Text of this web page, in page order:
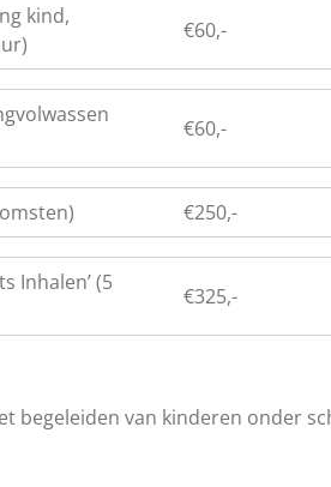
kind,
€60,-
€60,-
€250,-
Inhalen’ (5
€325,-
begeleiden van kinderen onder